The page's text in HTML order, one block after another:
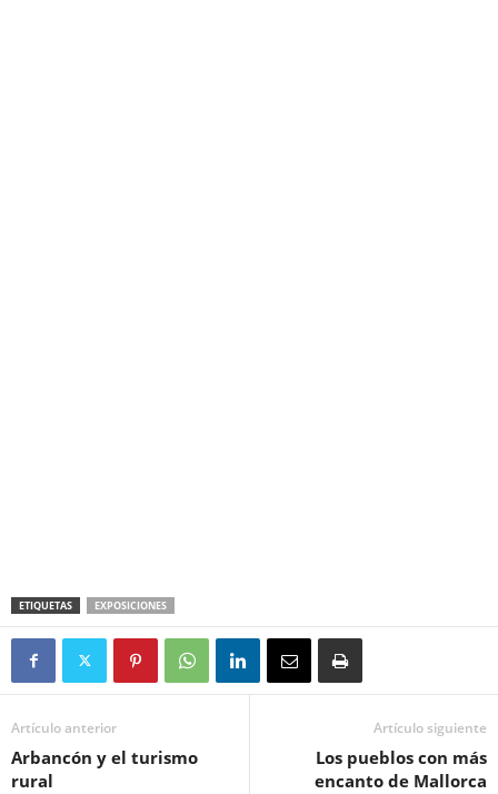
ETIQUETAS EXPOSICIONES
Artículo anterior
Arbancón y el turismo
rural
Artículo siguiente
Los pueblos con más
encanto de Mallorca